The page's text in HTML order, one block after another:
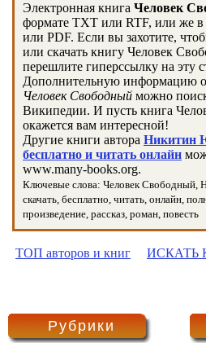
Электронная книга Человек
формате TXT или RTF, или же
или PDF. Если вы захотите,
или скачать книгу Человек
перешлите гиперссылку на эту
Дополнительную информацию
Человек Свободный можно
Википедии. И пусть книга
окажется вам интересной!
Другие книги автора Никитин
бесплатно и читать онлайн
www.many-books.org.
Ключевые слова: Человек Свободный,
скачать, бесплатно, читать, онлайн,
произведение, рассказ, роман, повесть
ТОП авторов и книг ИСКАТЬ
Рубрики